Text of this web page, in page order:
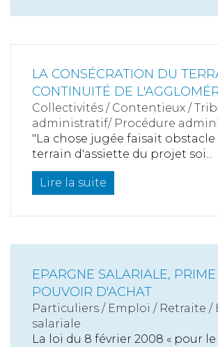
LA CONSÉCRATION DU
CONTINUITÉ DE
Collectivités / Contentieux /
administratif/ Procédure
"La chose jugée faisait obstacle
terrain d'assiette du projet soi...
Lire la suite
EPARGNE SALARIALE,
POUVOIR D'ACHAT
Particuliers / Emploi / Retraite /
salariale
La loi du 8 février 2008 « pour